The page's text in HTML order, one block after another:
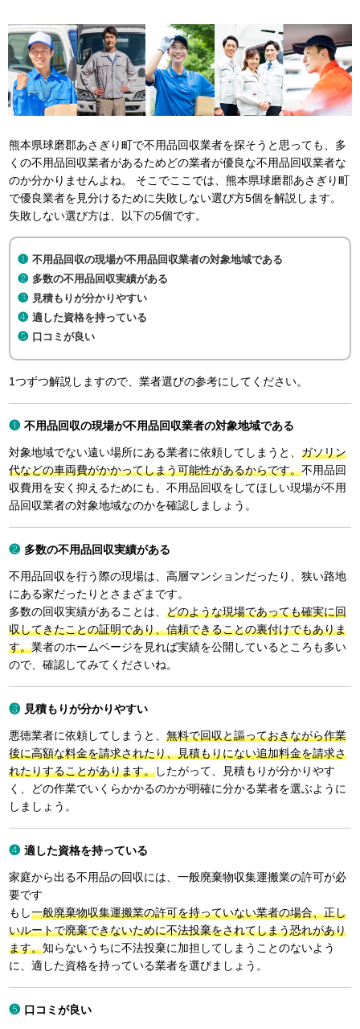
熊本県球磨郡あさぎり町で不用品回収業者を探そうと思っても、多
くの不用品回収業者があるためどの業者が優良な不用品回収業者な
のか分かりませんよね。 そこでここでは、熊本県球磨郡あさぎり町
で優良業者を見分けるために失敗しない選び方5個を解説します。
失敗しない選び方は、以下の5個です。
不用品回収の現場が不用品回収業者の対象地域である
多数の不用品回収実績がある
見積もりが分かりやすい
適した資格を持っている
口コミが良い
1つずつ解説しますので、業者選びの参考にしてください。
不用品回収の現場が不用品回収業者の対象地域である
対象地域でない遠い場所にある業者に依頼してしまうと、ガソリン
代などの車両費がかかってしまう可能性があるからです。不用品回
収費用を安く抑えるためにも、不用品回収をしてほしい現場が不用
品回収業者の対象地域なのかを確認しましょう。
多数の不用品回収実績がある
不用品回収を行う際の現場は、高層マンションだったり、狭い路地
にある家だったりとさまざまです。
多数の回収実績があることは、どのような現場であっても確実に回
収してきたことの証明であり、信頼できることの裏付けでもありま
す。業者のホームページを見れば実績を公開しているところも多い
ので、確認してみてくださいね。
見積もりが分かりやすい
悪徳業者に依頼してしまうと、無料で回収と謳っておきながら作業
後に高額な料金を請求されたり、見積もりにない追加料金を請求さ
れたりすることがあります。したがって、見積もりが分かりやす
く、どの作業でいくらかかるのかが明確に分かる業者を選ぶように
しましょう。
適した資格を持っている
家庭から出る不用品の回収には、一般廃棄物収集運搬業の許可が必
要です
もし一般廃棄物収集運搬業の許可を持っていない業者の場合、正し
いルートで廃棄できないために不法投棄をされてしまう恐れがあり
ます。知らないうちに不法投棄に加担してしまうことのないよう
に、適した資格を持っている業者を選びましょう。
口コミが良い